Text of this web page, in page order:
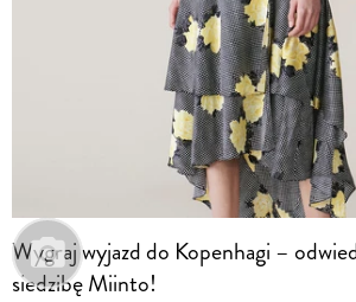
Wygraj wyjazd do Kopenhagi –
siedzibę Miinto!